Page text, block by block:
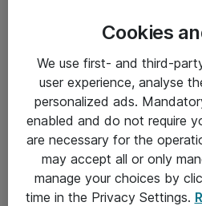
Hinnat eivät sisällä
eShop Info
Takuu- ja huolto-ohjeet
Yleiset toimitusehdot
Cookies
We use first- and third-
user experience, analyse
personalized ads.
enabled and do not require
are necessary for the
may accept all or only
manage your choices by
time in the Privacy Settings.